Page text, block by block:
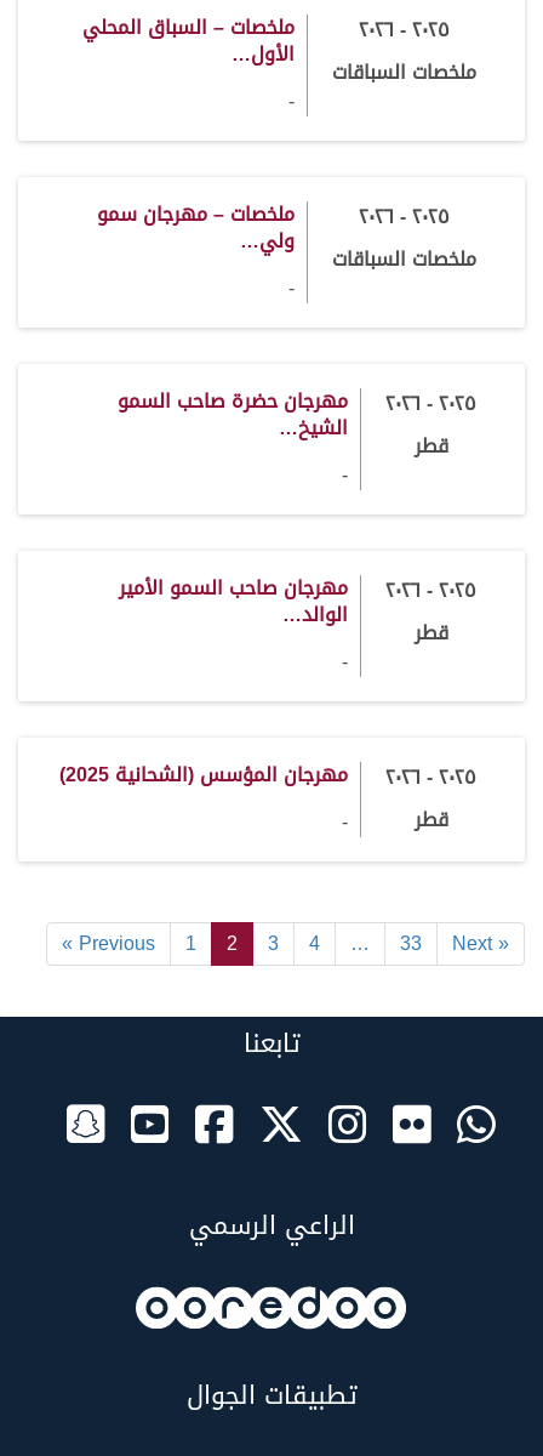
٢٠٢٥ - ٢٠٢٦
ملخصات السباقات
ملخصات – السباق المحلي
الأول…
-
٢٠٢٥ - ٢٠٢٦
ملخصات السباقات
ملخصات – مهرجان سمو
ولي…
-
٢٠٢٥ - ٢٠٢٦
قطر
مهرجان حضرة صاحب السمو
الشيخ…
-
٢٠٢٥ - ٢٠٢٦
قطر
مهرجان صاحب السمو الأمير
الوالد…
-
٢٠٢٥ - ٢٠٢٦
قطر
مهرجان المؤسس (الشحانية 2025)
-
« Previous 1 2 3 4 … 33 Next »
تابعنا
الراعي الرسمي
تطبيقات الجوال